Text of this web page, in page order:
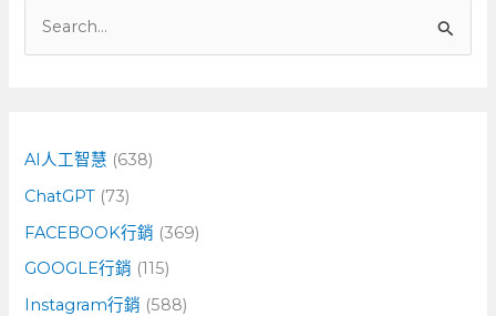
字
:
AI人工智慧 (638)
ChatGPT (73)
FACEBOOK行銷 (369)
GOOGLE行銷 (115)
Instagram行銷 (588)